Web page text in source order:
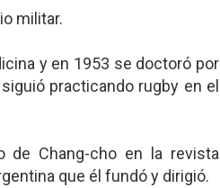
militar.
y en 1953 se doctoró por
practicando rugby en el
de Chang-cho en la revista
que él fundó y dirigió.